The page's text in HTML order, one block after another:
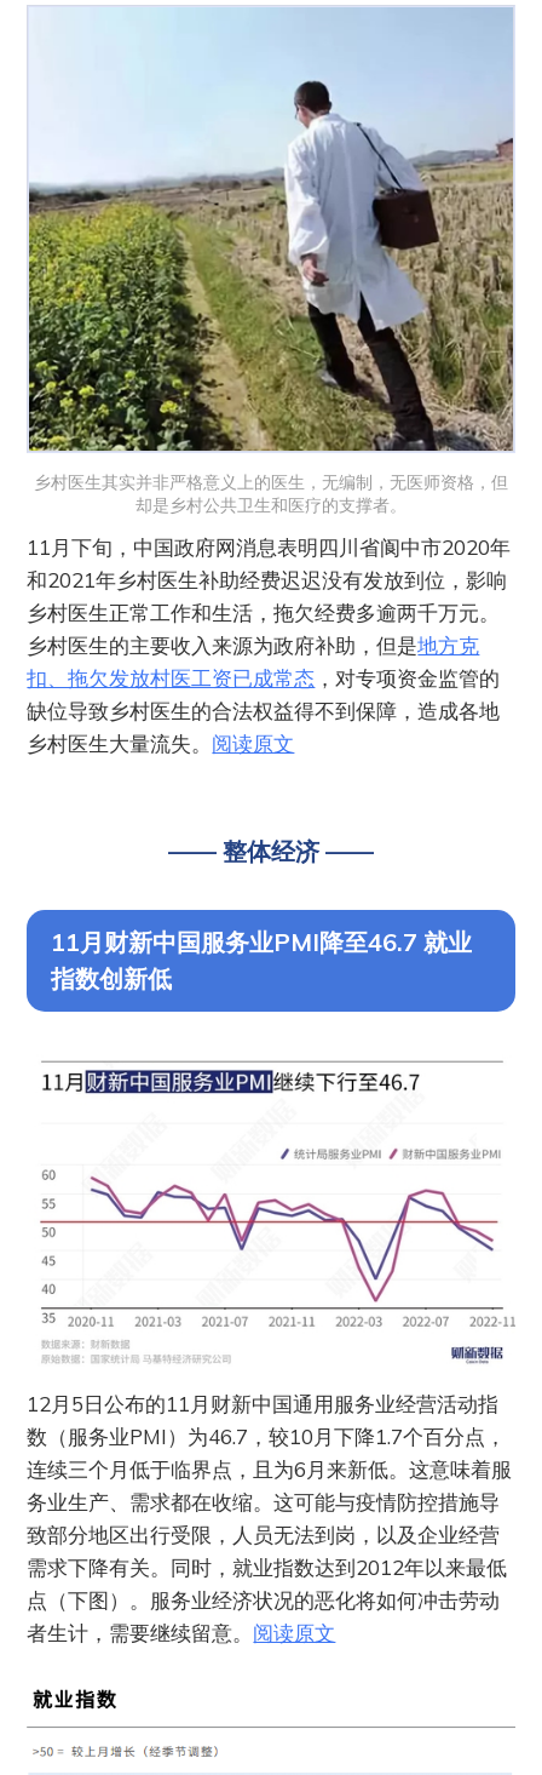
乡村医生其实并非严格意义上的医生，无编制，无医师资格，但
却是乡村公共卫生和医疗的支撑者。
11月下旬，中国政府网消息表明四川省阆中市2020年
和2021年乡村医生补助经费迟迟没有发放到位，影响
乡村医生正常工作和生活，拖欠经费多逾两千万元。
乡村医生的主要收入来源为政府补助，但是地方克
扣、拖欠发放村医工资已成常态 ，对专项资金监管的
缺位导致乡村医生的合法权益得不到保障，造成各地
乡村医生大量流失。 阅读原文
—— 整体经济 ——
11月财新中国服务业PMI降至46.7 就业
指数创新低
12月5日公布的11月财新中国通用服务业经营活动指
数（服务业PMI）为46.7，较10月下降1.7个百分点，
连续三个月低于临界点，且为6月来新低。这意味着服
务业生产、需求都在收缩。这可能与疫情防控措施导
致部分地区出行受限，人员无法到岗，以及企业经营
需求下降有关。同时，就业指数达到2012年以来最低
点（下图）。服务业经济状况的恶化将如何冲击劳动
者生计，需要继续留意。 阅读原文